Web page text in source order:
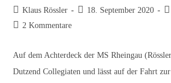
Beitrags-
Autor:
Klaus Rössler
Beitrag
18. September 2020
Beitrags-
2 Kommentare
Auf dem Achterdeck der MS Rheingau
Dutzend Collegiaten und lässt auf der Fahrt